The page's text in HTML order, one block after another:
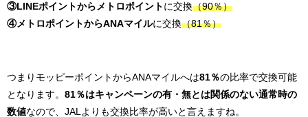
③LINEポイントからメトロポイント に交換（90％）
④メトロポイントからANAマイルに交換（81％）
つまりモッピーポイントからANAマイルへは81％の比率で交換可能
となります。 81％はキャンペーンの有・無とは関係のない通常時の
数値なので、JALよりも交換比率が高いと言えますね。